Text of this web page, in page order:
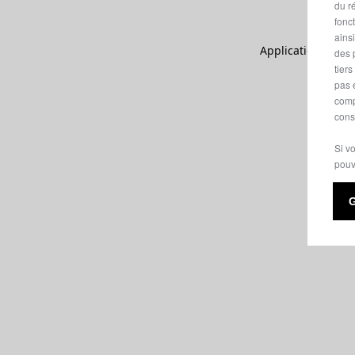
Application
du
des
pas
Si